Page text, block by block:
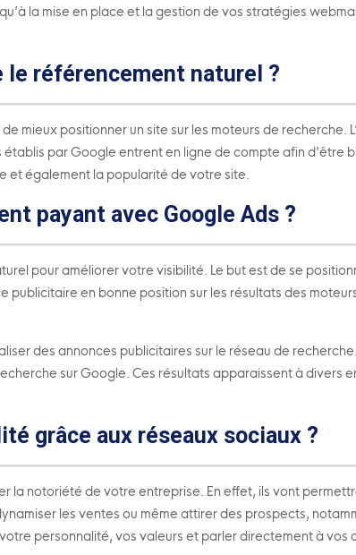
la mise en place et la gestion de vos stratégies
le référencement naturel ?
mieux positionner un site sur les moteurs de recherche.
par Google entrent en ligne de compte afin d’être
et également la popularité de votre site.
payant avec Google Ads ?
pour améliorer votre visibilité. Le but est de se
publicitaire en bonne position sur les résultats des
des annonces publicitaires sur le réseau de
sur Google. Ces résultats apparaissent à divers
grâce aux réseaux sociaux ?
la notoriété de votre entreprise. En effet, ils vont
les ventes ou même attirer des prospects,
personnalité, vos valeurs et parler directement à vos